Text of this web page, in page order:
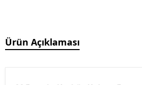
Ürün Açıklaması